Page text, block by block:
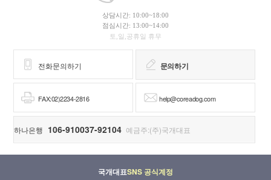
상담시간: 10:00~18:00
점심시간: 13:00~14:00
토,일,공휴일 휴무
전화문의하기 문의하기
FAX:02)2234-2816 help@coreadog.com
하나은행 106-910037-92104 예금주:(주)국개대표
국개대표SNS 공식계정